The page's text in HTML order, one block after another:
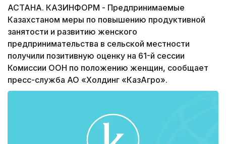
АСТАНА. КАЗИНФОРМ - Предпринимаемые
Казахстаном меры по повышению продуктивной
занятости и развитию женского
предпринимательства в сельской местности
получили позитивную оценку на 61-й сессии
Комиссии ООН по положению женщин, сообщает
пресс-служба АО «Холдинг «КазАгро».